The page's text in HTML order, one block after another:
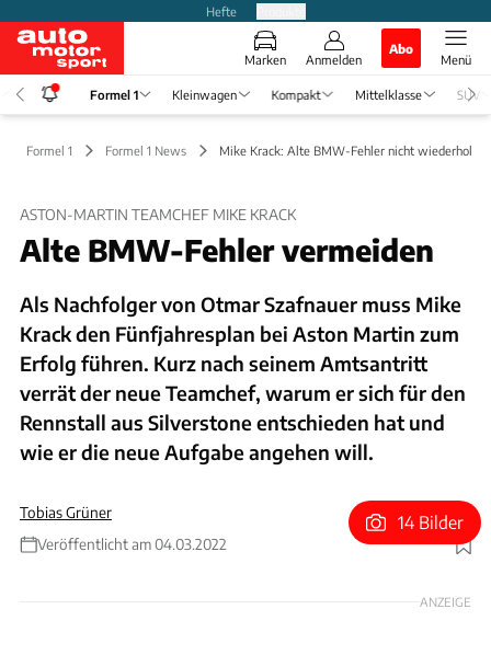
Hefte
Marken Anmelden
Abo
Menü
Formel 1 Kleinwagen Kompakt Mittelklasse SUV
Formel 1 Formel 1 News Mike Krack: Alte BMW-Fehler nicht wiederholen
ASTON-MARTIN TEAMCHEF MIKE KRACK
Alte BMW-Fehler vermeiden
Als Nachfolger von Otmar Szafnauer muss Mike
Krack den Fünfjahresplan bei Aston Martin zum
Erfolg führen. Kurz nach seinem Amtsantritt
verrät der neue Teamchef, warum er sich für den
Rennstall aus Silverstone entschieden hat und
wie er die neue Aufgabe angehen will.
Tobias Grüner
Veröffentlicht am 04.03.2022
Foto: Aston Martin
14 Bilder
ANZEIGE